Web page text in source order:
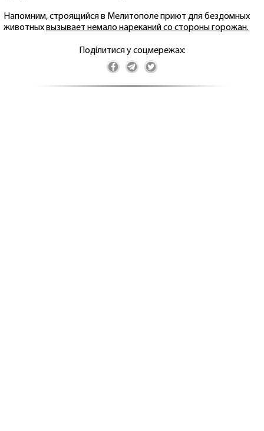
Напомним, строящийся в Мелитополе приют для бездомных
животныхвызывает немало нареканий со стороны горожан.
Поділитися у соцмережах: